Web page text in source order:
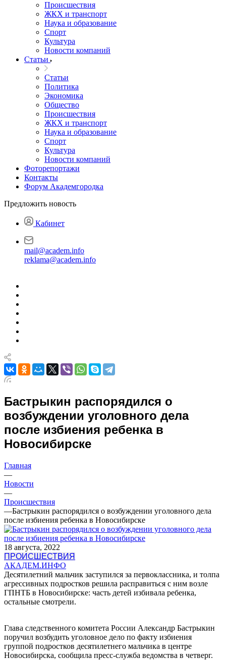
Происшествия
ЖКХ и транспорт
Наука и образование
Спорт
Культура
Новости компаний
Статьи
Статьи
Политика
Экономика
Общество
Происшествия
ЖКХ и транспорт
Наука и образование
Спорт
Культура
Новости компаний
Фоторепортажи
Контакты
Форум Академгородка
Предложить новость
Кабинет
mail@academ.info
reklama@academ.info
Бастрыкин распорядился о
возбуждении уголовного дела
после избиения ребенка в
Новосибирске
Главная
—
Новости
—
Происшествия
—Бастрыкин распорядился о возбуждении уголовного дела
после избиения ребенка в Новосибирске
18 августа, 2022
ПРОИСШЕСТВИЯ
АКАДЕМ.ИНФО
Десятилетний мальчик заступился за первоклассника, и толпа
агрессивных подростков решила расправиться с ним возле
ГПНТБ в Новосибирске: часть детей избивала ребенка,
остальные смотрели.
Глава следственного комитета России Александр Бастрыкин
поручил возбудить уголовное дело по факту избиения
группой подростков десятилетнего мальчика в центре
Новосибирска, сообщила пресс-служба ведомства в четверг.